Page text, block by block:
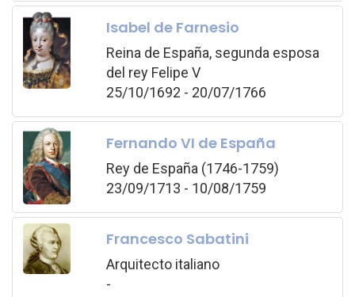
Isabel de Farnesio
Reina de España, segunda esposa
del rey Felipe V
25/10/1692 - 20/07/1766
Fernando VI de España
Rey de España (1746-1759)
23/09/1713 - 10/08/1759
Francesco Sabatini
Arquitecto italiano
-